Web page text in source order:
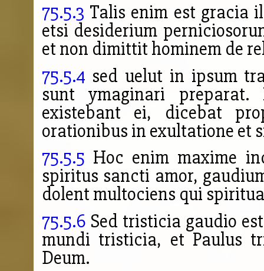
75.5.3 Talis enim est gracia
etsi desiderium
et non dimittit hominem de
75.5.4 sed uelut in ipsum
sunt ymaginari
existebant ei, dicebat
orationibus in exultatione et
75.5.5 Hoc enim maxime
spiritus sancti amor,
dolent multociens qui
75.5.6 Sed tristicia gaudio
mundi tristicia, et Paulus
Deum.